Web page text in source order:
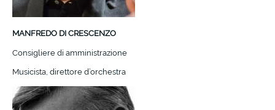
MANFREDO DI CRESCENZO
Consigliere di amministrazione
Musicista, direttore d’orchestra